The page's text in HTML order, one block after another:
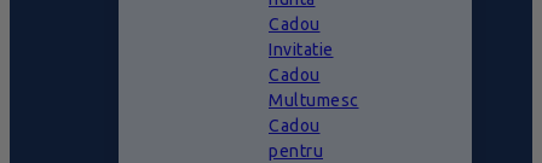
Cadou
Invitatie
Cadou
Multumesc
Cadou
pentru